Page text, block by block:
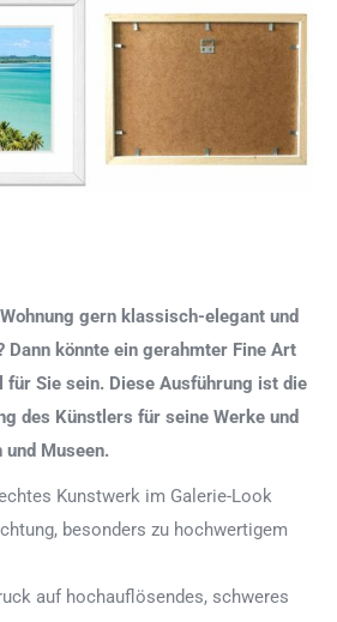
gern klassisch-elegant und
Dann könnte ein gerahmter Fine Art
Sie sein. Diese Ausführung ist die
des Künstlers für seine Werke und
Museen.
Kunstwerk im Galerie-Look
besonders zu hochwertigem
auf hochauflösendes, schweres